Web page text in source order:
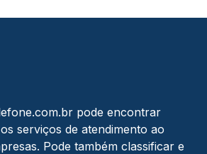
pode encontrar
serviços de atendimento ao
Pode também classificar e